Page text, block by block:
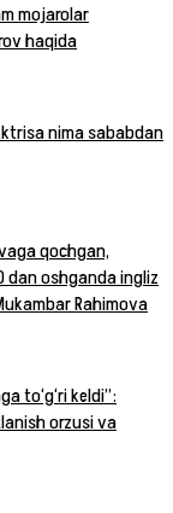
mojarolar
haqida
nima sababdan
qochgan,
dan oshganda ingliz
Rahimova
to‘g‘ri keldi”:
orzusi va